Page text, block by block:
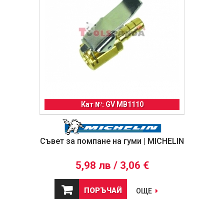
Кат №: GV MB1110
Съвет за помпане на гуми | MICHELIN
5,98 лв / 3,06 €
ПОРЪЧАЙ ОЩЕ